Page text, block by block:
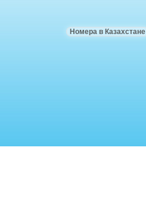
Номера в Казахстане